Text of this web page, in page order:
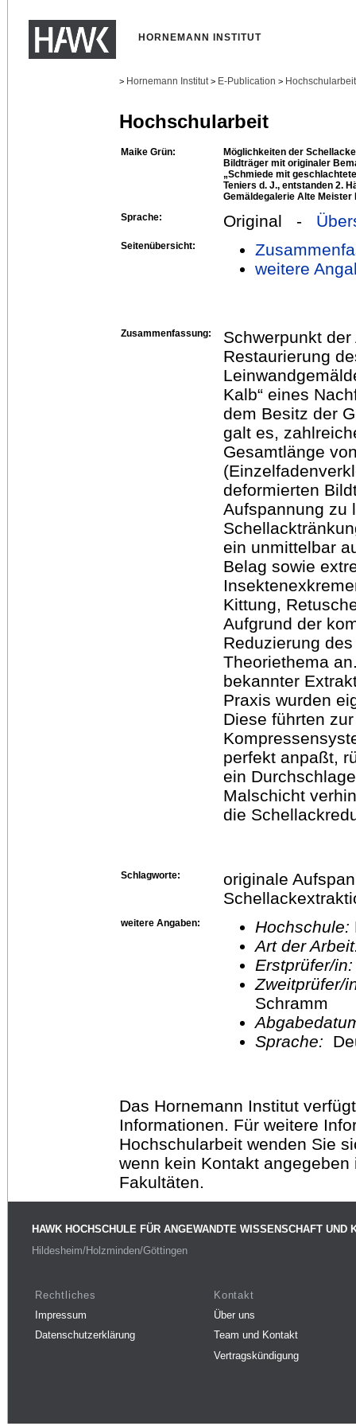
HORNEMANN INSTITUT
> Hornemann Institut > E-Publication >
Hochschularbeit
Maike Grün:
Möglichkeiten der
Bildträger mit originaler
„Schmiede mit
Teniers d. J., entstanden 2.
Gemäldegalerie Alte Meister
Sprache:
Original -
Seitenübersicht:
weitere
Zusammenfassung:
Schwerpunkt
Restaurierung
Kalb“ eines
dem Besitz der
galt es,
Gesamtlänge
deformierten
Aufspannung zu
ein unmittelbar
Belag sowie
Kittung,
Aufgrund der
Reduzierung
Theoriethema
bekannter
Praxis wurden
Diese führten
perfekt anpaßt,
ein
Malschicht
die
Schlagworte:
originale
weitere Angaben: Hochschule:
Art der
Erstprüfer/
Schramm
Sprache:
Das Hornemann Institut
Informationen. Für weitere
Hochschularbeit wenden Sie
wenn kein Kontakt
Fakultäten.
HAWK HOCHSCHULE FÜR ANGEWANDTE WISSENSCHAFT UND
Hildesheim/Holzminden/Göttingen
Rechtliches
Impressum
Datenschutzerklärung
Kontakt
Über uns
Team und Kontakt
Vertragskündigung